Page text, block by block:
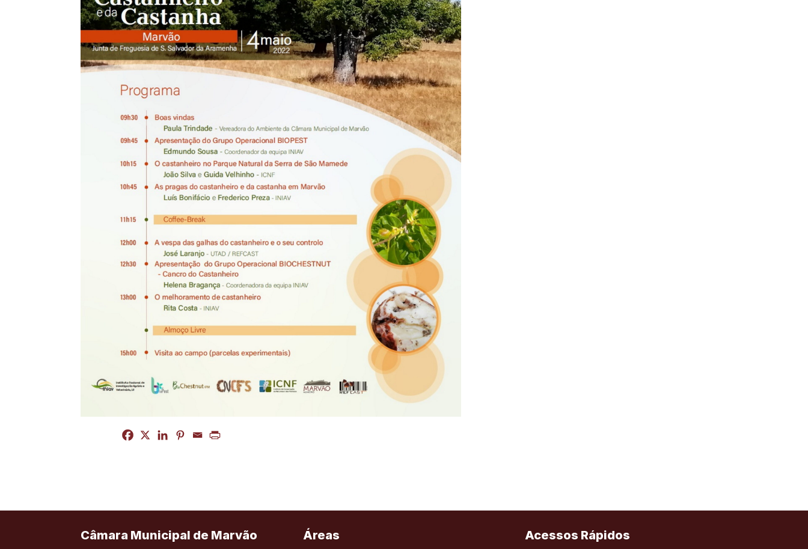
Câmara Municipal de Marvão Áreas Acessos Rápidos